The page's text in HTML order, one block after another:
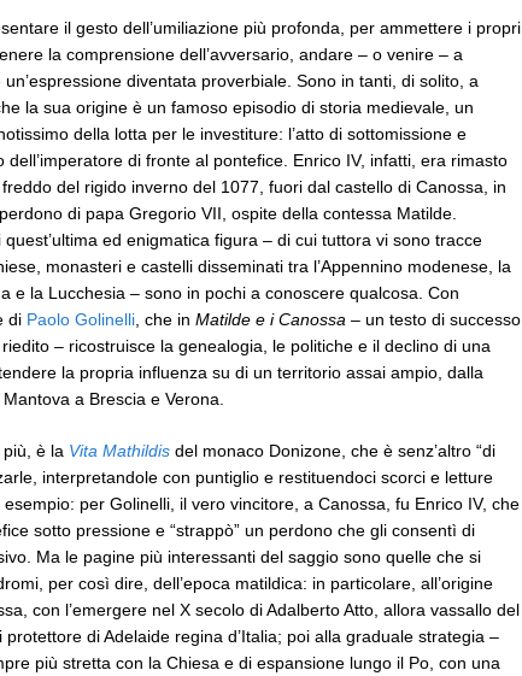
il gesto dell’umiliazione più profonda, per ammettere i propri
la comprensione dell’avversario, andare – o venire – a
un’espressione diventata proverbiale. Sono in tanti, di solito, a
la sua origine è un famoso episodio di storia medievale, un
della lotta per le investiture: l’atto di sottomissione e
dell’imperatore di fronte al pontefice. Enrico IV, infatti, era rimasto
del rigido inverno del 1077, fuori dal castello di Canossa, in
di papa Gregorio VII, ospite della contessa Matilde.
quest’ultima ed enigmatica figura – di cui tuttora vi sono tracce
monasteri e castelli disseminati tra l’Appennino modenese, la
e la Lucchesia – sono in pochi a conoscere qualcosa. Con
di Paolo Golinelli, che in Matilde e i Canossa – un testo di successo
– ricostruisce la genealogia, le politiche e il declino di una
la propria influenza su di un territorio assai ampio, dalla
a Brescia e Verona.
è la Vita Mathildis del monaco Donizone, che è senz’altro “di
interpretandole con puntiglio e restituendoci scorci e letture
per Golinelli, il vero vincitore, a Canossa, fu Enrico IV, che
sotto pressione e “strappò” un perdono che gli consentì di
Ma le pagine più interessanti del saggio sono quelle che si
per così dire, dell’epoca matildica: in particolare, all’origine
con l’emergere nel X secolo di Adalberto Atto, allora vassallo del
di Adelaide regina d’Italia; poi alla graduale strategia –
più stretta con la Chiesa e di espansione lungo il Po, con una